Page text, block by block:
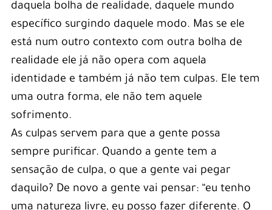
daquela bolha de realidade, daquele mundo
específico surgindo daquele modo. Mas se ele
está num outro contexto com outra bolha de
realidade ele já não opera com aquela
identidade e também já não tem culpas. Ele tem
uma outra forma, ele não tem aquele
sofrimento.
As culpas servem para que a gente possa
sempre purificar. Quando a gente tem a
sensação de culpa, o que a gente vai pegar
daquilo? De novo a gente vai pensar: “eu tenho